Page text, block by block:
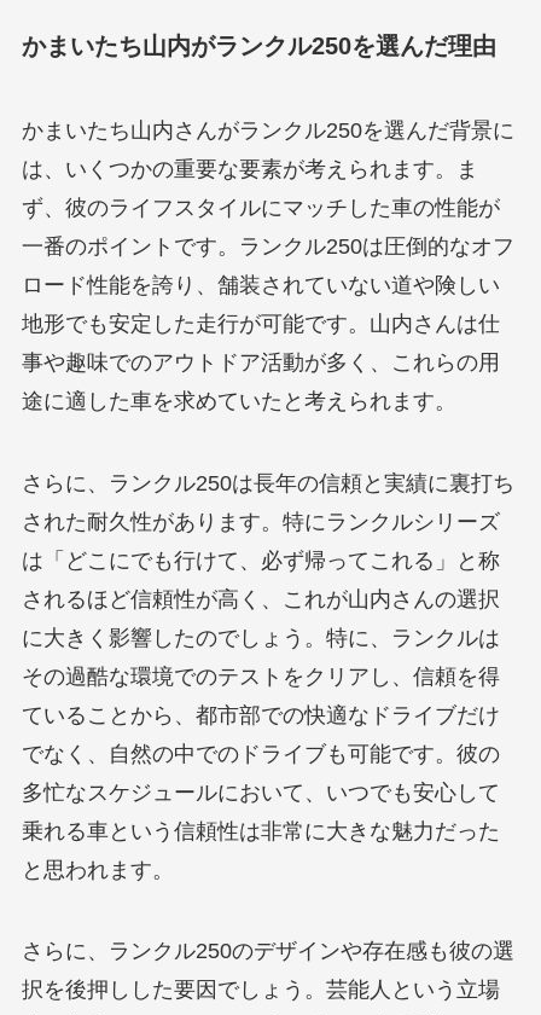
かまいたち山内がランクル250を選んだ理由
かまいたち山内さんがランクル250を選んだ背景に
は、いくつかの重要な要素が考えられます。ま
ず、彼のライフスタイルにマッチした車の性能が
一番のポイントです。ランクル250は圧倒的なオフ
ロード性能を誇り、舗装されていない道や険しい
地形でも安定した走行が可能です。山内さんは仕
事や趣味でのアウトドア活動が多く、これらの用
途に適した車を求めていたと考えられます。
さらに、ランクル250は長年の信頼と実績に裏打ち
された耐久性があります。特にランクルシリーズ
は「どこにでも行けて、必ず帰ってこれる」と称
されるほど信頼性が高く、これが山内さんの選択
に大きく影響したのでしょう。特に、ランクルは
その過酷な環境でのテストをクリアし、信頼を得
ていることから、都市部での快適なドライブだけ
でなく、自然の中でのドライブも可能です。彼の
多忙なスケジュールにおいて、いつでも安心して
乗れる車という信頼性は非常に大きな魅力だった
と思われます。
さらに、ランクル250のデザインや存在感も彼の選
択を後押しした要因でしょう。芸能人という立場